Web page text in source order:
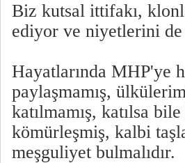
Biz kutsal ittifakı,
ediyor ve niyetlerini
Hayatlarında MHP'ye
paylaşmamış,
katılmamış, katılsa
kömürleşmiş, kalbi
meşguliyet bulmalıdır.